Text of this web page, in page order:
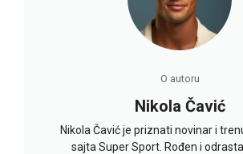
O autoru
Nikola Čavić
Nikola Čavić je priznati novinar i
sajta Super Sport. Rođen i